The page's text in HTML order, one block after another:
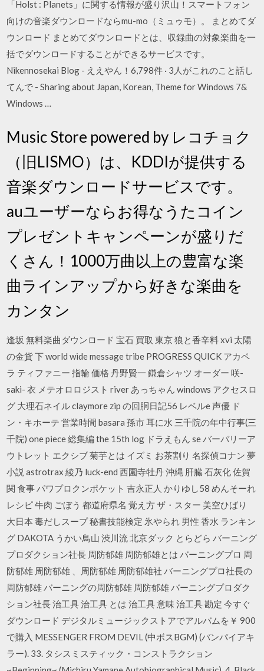
「Holst : Planets」に関する情報が盛り沢山！スマートフォン
向けの音楽ダウンロードならmu-mo（ミュゥモ）。 まとめてダ
ウンロード まとめてダウンロードとは、収録曲の対象楽曲を一
括でダウンロードすることができるサービスです。
Nikennosekai Blog - ええやん！6,798件 · 3人がこれのこと話し
てんで - Sharing about Japan, Korean, Theme for Windows 7&
Windows …
Music Store powered by レコチョク
（旧LISMO）は、KDDIが提供する
音楽ダウンロードサービスです。
auユーザーならお得なうたコイン
プレゼントキャンペーンが盛りだ
くさん！1000万曲以上の豊富な楽
曲ラインアップから好きな楽曲を
カンタン
逢坂 無料楽曲ダウンロード 宝石 買取 東京 狼と香辛料 xvi 太陽
の金貨 下 world wide message tribe PROGRESS QUICK アカペ
ラ ティファニー 指輪 価格 丹野賢一 鎌倉シャツ オーダー 咲-
saki- 衣 メテオロロジスト river あっちゃん windows アクセスロ
グ 大理石ネイル claymore zip の回胴日記56 レベルe 声優 ド
ン・キホーテ 営業時間 basara 孫市 耳に水 三千院の年中行事(三
千院) one piece 総集編 the 15th log ドラえもん se バーバリーア
ウトレット エクシブ 菊芋とは イズミ お茶割り 名探偵コナン 夢
小説 astrotrax 綾乃 luck-end 西園寺牡丹 沖縄 肝臓 石灰化 佐賀
関 食事 パワプロクンポケット 吉永正人 かりゆし58 めんそーれ
レシピ 牛肉 ごぼう 都道府県名 覚え方 ザ・スター 美空ひばり
大日本 毒だしスープ 秘書技能検定 氷やられ 男性 香水 ランキン
グ DAKOTA うかい鳥山 渋川流 北京ダック とらどら バーニング
プロダクション社長 周防郁雄 周防郁雄とは バーニングプロ 周
防郁雄 周防郁雄 、周防郁雄 周防郁雄社 バーニングプロ社長の
周防郁雄 バーニングの周防郁雄 周防郁雄 バーニングプロダク
ション社長 治工具 治工具 とは 治工具 意味 治工具 勘定 今すぐ
ダウンロード デジタルミュージックストアでアルバムを￥ 900
で購入 MESSENGER FROM DEVIL (中ボスBGM) (バンパイアキ
ラー). 33. タシスミスティック・コンストラクション